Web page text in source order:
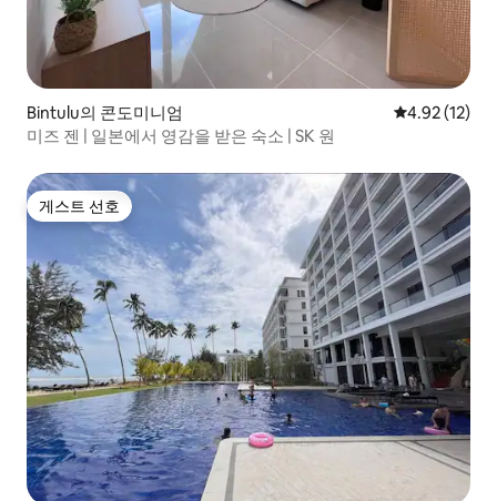
Bintulu의 콘도미니엄 평점 4.92점
4.92 (12)
미즈 젠 | 일본에서 영감을 받은 숙소 | SK 원
게스트 선호
게스트 선호